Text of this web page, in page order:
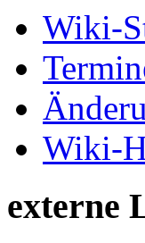
Wiki-
Wiki-
externe